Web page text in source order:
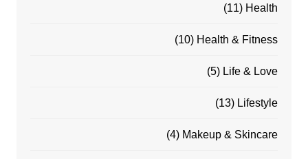
Health
(11)
Health & Fitness
(10)
Life & Love
(5)
Lifestyle
(13)
Makeup & Skincare
(4)